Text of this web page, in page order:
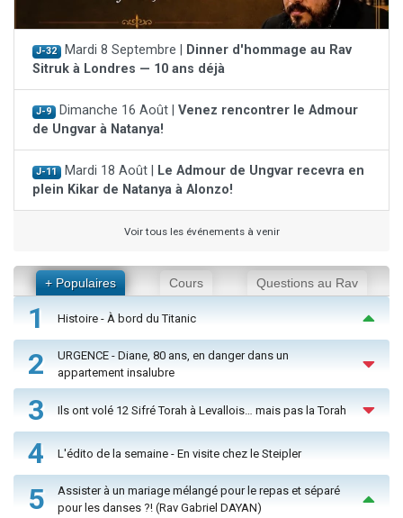
J-32 Mardi 8 Septembre |
Dinner d'hommage au Rav
Sitruk à Londres — 10 ans déjà
J-9 Dimanche 16 Août | Venez rencontrer le Admour
de Ungvar à Natanya!
J-11 Mardi 18 Août |
Le Admour de Ungvar recevra en
plein Kikar de Natanya à Alonzo!
Voir tous les événements à venir
+ Populaires Cours Questions au Rav
1 Histoire - À bord du Titanic
2
URGENCE - Diane, 80 ans, en danger dans un
appartement insalubre
3 Ils ont volé 12 Sifré Torah à Levallois… mais pas la Torah
4 L'édito de la semaine - En visite chez le Steipler
5
Assister à un mariage mélangé pour le repas et séparé
pour les danses ?! (Rav Gabriel DAYAN)